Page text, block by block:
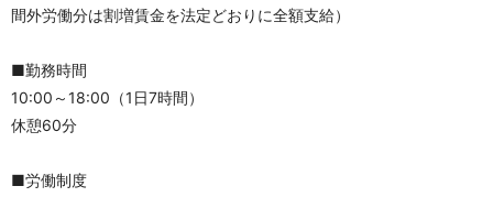
間外労働分は割増賃金を法定どおりに全額支給）
■勤務時間
10:00～18:00（1日7時間）
休憩60分
■労働制度